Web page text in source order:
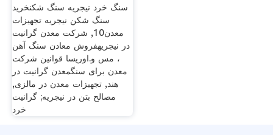
سنگ خرد نیجریه سنگ شکنخرید
سنگ شکن نیجریه تجهیزات
معدن10, شرکت معدن گرانیت
در نیجریهفروش معادن سنگ آهن
، مس و.اوریسا قوانین شرکت
معدن برای سنگمعدن گرانیت در
هند, تجهیزات معدن در مالزی,
مصالح بتن در نیجریه; گرانیت
خرد